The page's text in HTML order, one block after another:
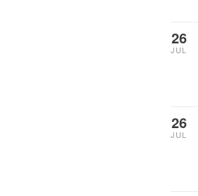
26
JUL
26
JUL